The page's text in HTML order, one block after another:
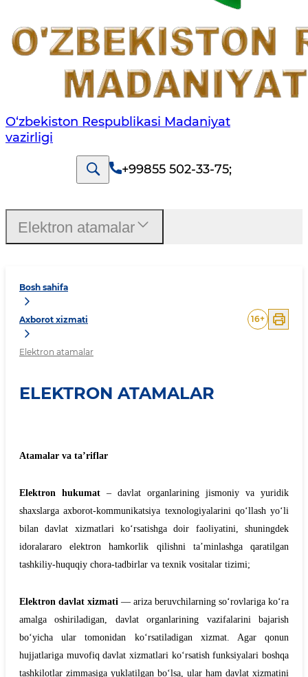
O‘zbekiston Respublikasi Madaniyat
vazirligi
+99855 502-33-75;
Bosh sahifa
Axborot xizmati
Elektron atamalar
16+
ELEKTRON ATAMALAR
Atamalar va ta’riflar
Elektron hukumat – davlat organlarining jismoniy va yuridik
shaxslarga axborot-kommunikatsiya texnologiyalarini qo‘llash yo‘li
bilan davlat xizmatlari ko‘rsatishga doir faoliyatini, shuningdek
idoralararo elektron hamkorlik qilishni ta’minlashga qaratilgan
tashkiliy-huquqiy chora-tadbirlar va texnik vositalar tizimi;
Elektron davlat xizmati — ariza beruvchilarning so‘rovlariga ko‘ra
amalga oshiriladigan, davlat organlarining vazifalarini bajarish
bo‘yicha ular tomonidan ko‘rsatiladigan xizmat. Agar qonun
hujjatlariga muvofiq davlat xizmatlari ko‘rsatish funksiyalari boshqa
tashkilotlar zimmasiga yuklatilgan bo‘lsa, ular ham davlat xizmatini
Elektron atamalar